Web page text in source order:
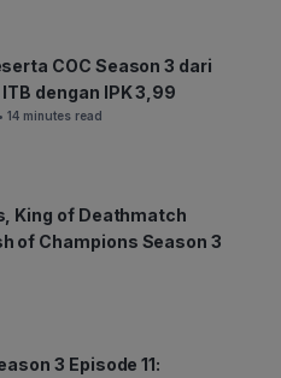
COC Season 3 dari
dengan IPK 3,99
• 14 minutes read
King of Deathmatch
of Champions Season 3
3 Episode 11: